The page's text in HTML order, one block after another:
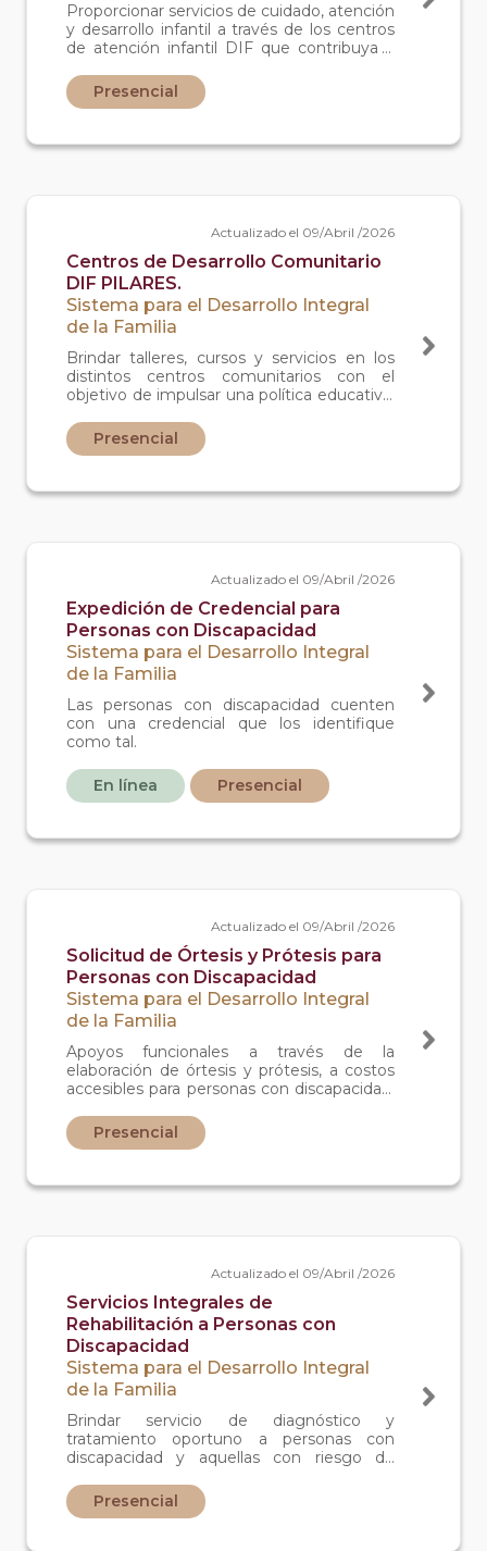
Proporcionar servicios de cuidado, atención
y desarrollo infantil a través de los centros
de atención infantil DIF que contribuya a
Presencial
Actualizado el 09/Abril /2026
Centros de Desarrollo Comunitario
DIF PILARES.
Sistema para el Desarrollo Integral
de la Familia
Brindar talleres, cursos y servicios en los
distintos centros comunitarios con el
objetivo de impulsar una política educativa,
tejido social a través de 5 Ejes principales:
Educación, Deporte, Economía, Salud,
fundamentales para el Desarrollo Integral
Presencial
Actualizado el 09/Abril /2026
Expedición de Credencial para
Personas con Discapacidad
Sistema para el Desarrollo Integral
de la Familia
Las personas con discapacidad cuenten
con una credencial que los identifique
como tal.
En línea Presencial
Actualizado el 09/Abril /2026
Solicitud de Órtesis y Prótesis para
Personas con Discapacidad
Sistema para el Desarrollo Integral
de la Familia
Apoyos funcionales a través de la
elaboración de órtesis y prótesis, a costos
accesibles para personas con discapacidad,
rehabilitación e integración social
Presencial
Actualizado el 09/Abril /2026
Servicios Integrales de
Rehabilitación a Personas con
Discapacidad
Sistema para el Desarrollo Integral
de la Familia
Brindar servicio de diagnóstico y
tratamiento oportuno a personas con
discapacidad y aquellas con riesgo de
multidisciplinario médico y para-médico.
Presencial